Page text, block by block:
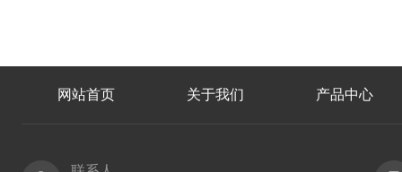
网站首页 关于我们 产品中心